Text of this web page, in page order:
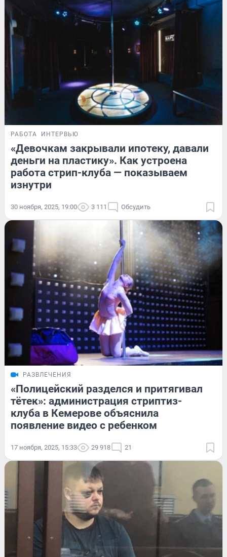
РАБОТА ИНТЕРВЬЮ
«Девочкам закрывали ипотеку, давали
деньги на пластику». Как устроена
работа стрип-клуба — показываем
изнутри
30 ноября, 2025, 19:00 3 111 Обсудить
РАЗВЛЕЧЕНИЯ
«Полицейский разделся и притягивал
тётек»: администрация стриптиз-
клуба в Кемерове объяснила
появление видео с ребенком
17 ноября, 2025, 15:33 29 918 21